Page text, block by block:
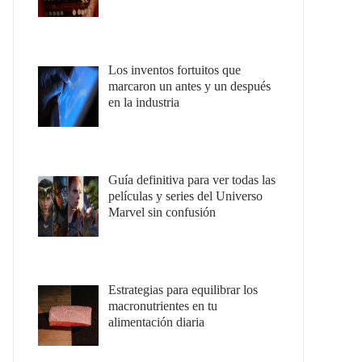
Los inventos fortuitos que
marcaron un antes y un después
en la industria
Guía definitiva para ver todas las
películas y series del Universo
Marvel sin confusión
Estrategias para equilibrar los
macronutrientes en tu
alimentación diaria